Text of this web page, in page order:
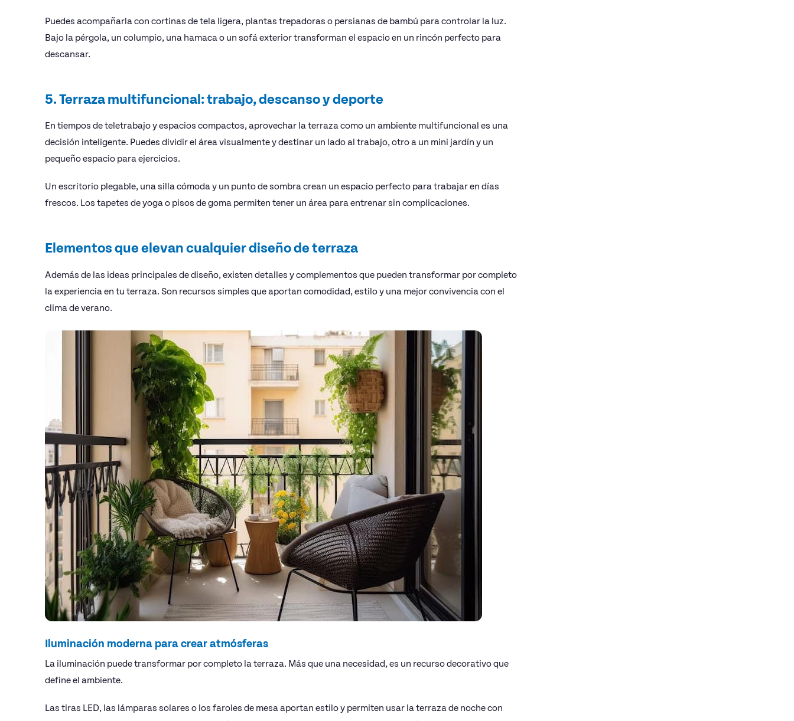
Puedes acompañarla con cortinas de tela ligera, plantas trepadoras o persianas de bambú para controlar la luz.
Bajo la pérgola, un columpio, una hamaca o un sofá exterior transforman el espacio en un rincón perfecto para
descansar.
5. Terraza multifuncional: trabajo, descanso y deporte
En tiempos de teletrabajo y espacios compactos, aprovechar la terraza como un ambiente multifuncional es una
decisión inteligente. Puedes dividir el área visualmente y destinar un lado al trabajo, otro a un mini jardín y un
pequeño espacio para ejercicios.
Un escritorio plegable, una silla cómoda y un punto de sombra crean un espacio perfecto para trabajar en días
frescos. Los tapetes de yoga o pisos de goma permiten tener un área para entrenar sin complicaciones.
Elementos que elevan cualquier diseño de terraza
Además de las ideas principales de diseño, existen detalles y complementos que pueden transformar por completo
la experiencia en tu terraza. Son recursos simples que aportan comodidad, estilo y una mejor convivencia con el
clima de verano.
Iluminación moderna para crear atmósferas
La iluminación puede transformar por completo la terraza. Más que una necesidad, es un recurso decorativo que
define el ambiente.
Las tiras LED, las lámparas solares o los faroles de mesa aportan estilo y permiten usar la terraza de noche con